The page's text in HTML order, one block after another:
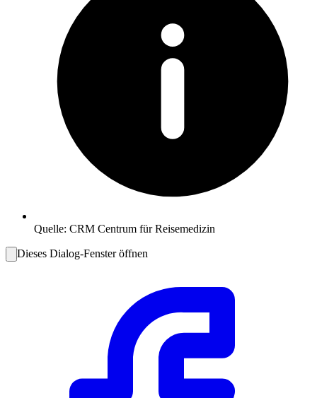
Quelle: CRM Centrum für Reisemedizin
Dieses Dialog-Fenster öffnen